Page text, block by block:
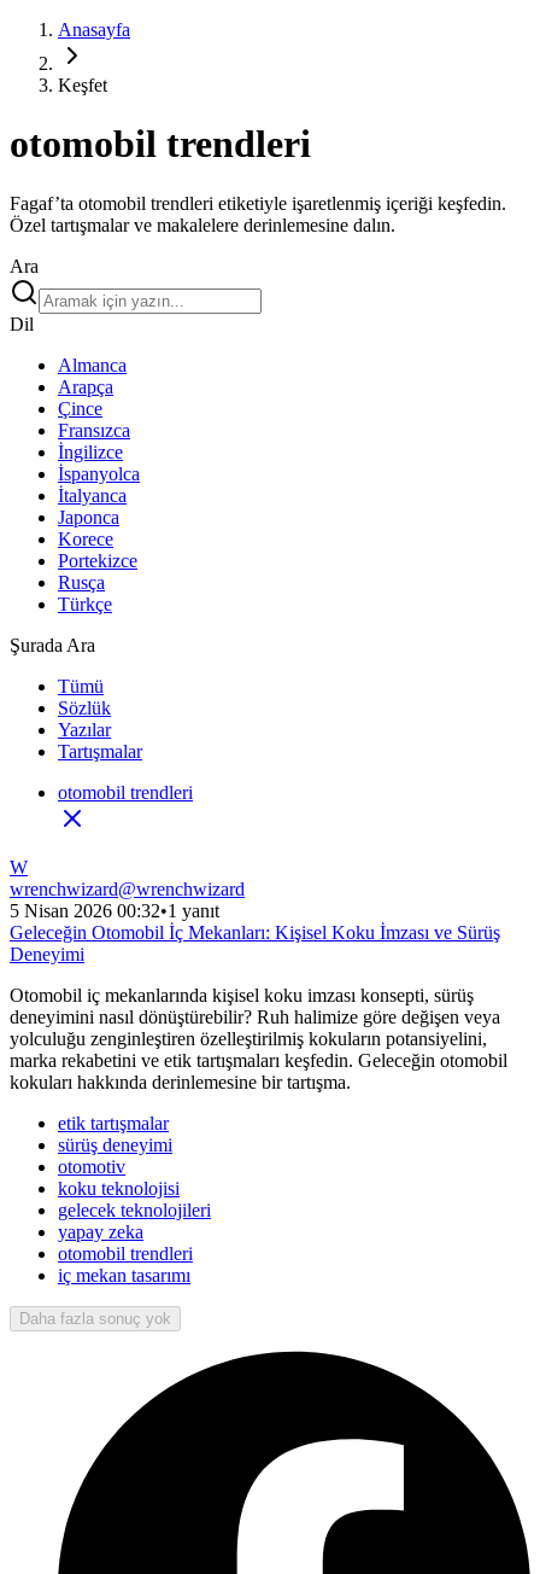
Anasayfa
Keşfet
otomobil trendleri
Fagaf’ta otomobil trendleri etiketiyle işaretlenmiş içeriği keşfedin.
Özel tartışmalar ve makalelere derinlemesine dalın.
Ara
Dil
Almanca
Arapça
Çince
Fransızca
İngilizce
İspanyolca
İtalyanca
Japonca
Korece
Portekizce
Rusça
Türkçe
Şurada Ara
Tümü
Sözlük
Yazılar
Tartışmalar
otomobil trendleri
W
wrenchwizard@wrenchwizard
5 Nisan 2026 00:32•1 yanıt
Geleceğin Otomobil İç Mekanları: Kişisel Koku İmzası ve Sürüş
Deneyimi
Otomobil iç mekanlarında kişisel koku imzası konsepti, sürüş
deneyimini nasıl dönüştürebilir? Ruh halimize göre değişen veya
yolculuğu zenginleştiren özelleştirilmiş kokuların potansiyelini,
marka rekabetini ve etik tartışmaları keşfedin. Geleceğin otomobil
kokuları hakkında derinlemesine bir tartışma.
etik tartışmalar
sürüş deneyimi
otomotiv
koku teknolojisi
gelecek teknolojileri
yapay zeka
otomobil trendleri
iç mekan tasarımı
Daha fazla sonuç yok